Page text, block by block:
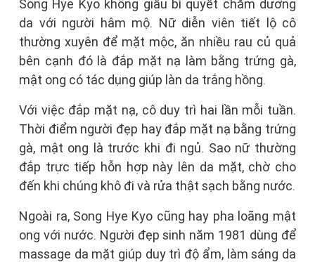
Song Hye Kyo không giấu bí quyết chăm dưỡng
da với người hâm mộ. Nữ diễn viên tiết lộ cô
thường xuyên để mặt mộc, ăn nhiều rau củ quả
bên cạnh đó là đắp mặt nạ làm bằng trứng gà,
mật ong có tác dụng giúp làn da trắng hồng.
Với việc đắp mặt nạ, cô duy trì hai lần mỗi tuần.
Thời điểm người đẹp hay đắp mặt nạ bằng trứng
gà, mật ong là trước khi đi ngủ. Sao nữ thường
đắp trực tiếp hỗn hợp này lên da mặt, chờ cho
đến khi chúng khô đi và rửa thật sạch bằng nước.
Ngoài ra, Song Hye Kyo cũng hay pha loãng mật
ong với nước. Người đẹp sinh năm 1981 dùng để
massage da mặt giúp duy trì độ ẩm, làm sáng da